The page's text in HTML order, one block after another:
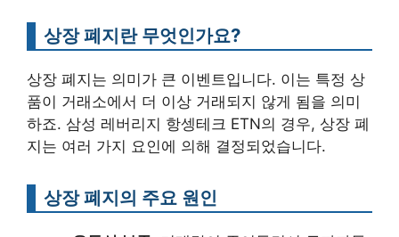
상장 폐지란 무엇인가요?
상장 폐지는 의미가 큰 이벤트입니다. 이는 특정 상
품이 거래소에서 더 이상 거래되지 않게 됨을 의미
하죠. 삼성 레버리지 항셍테크 ETN의 경우, 상장 폐
지는 여러 가지 요인에 의해 결정되었습니다.
상장 폐지의 주요 원인